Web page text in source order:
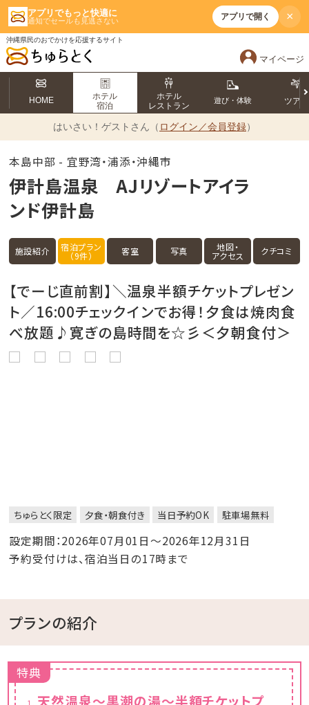
アプリでもっと快適に
通知でセールも見逃さない アプリで開く ×
沖縄県民のおでかけを応援するサイト
マイページ
HOME
ホテル
宿泊
ホテル
レストラン
遊び・体験 ツアー
はいさい！ ゲストさん（ ログイン／会員登録）
本島中部 - 宜野湾・浦添・沖縄市
伊計島温泉 AJリゾートアイラ
ンド伊計島
施設紹介 宿泊プラン
（9件） 客室 写真 地図・
アクセス クチコミ
【でーじ直前割】＼温泉半額チケットプレゼン
ト／16:00チェックインでお得！夕食は焼肉食
べ放題♪寛ぎの島時間を☆彡＜夕朝食付＞
ちゅらとく限定 夕食・朝食付き 当日予約OK 駐車場無料
設定期間：2026年07月01日～2026年12月31日
予約受付けは、宿泊当日の17時まで
プランの紹介
特典
天然温泉～黒潮の湯～半額チケットプ